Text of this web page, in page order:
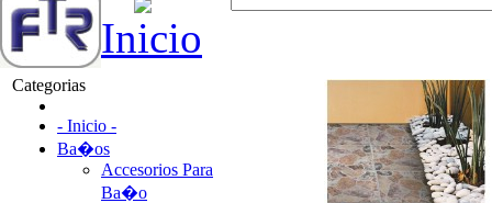
Inicio
Categorias
- Inicio -
Ba�os
Accesorios Para
Ba�o